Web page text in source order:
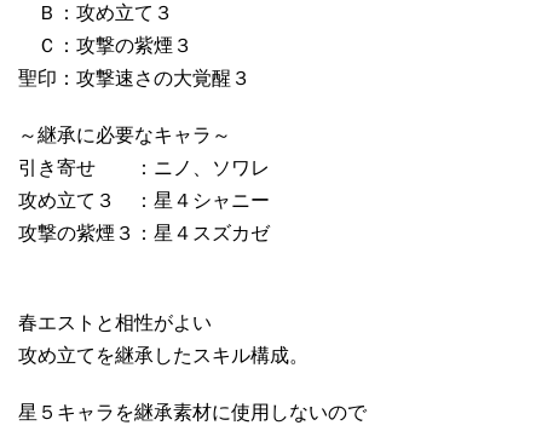
Ｂ：攻め立て３
Ｃ：攻撃の紫煙３
聖印：攻撃速さの大覚醒３
～継承に必要なキャラ～
引き寄せ ：ニノ、ソワレ
攻め立て３ ：星４シャニー
攻撃の紫煙３：星４スズカゼ
春エストと相性がよい
攻め立てを継承したスキル構成。
星５キャラを継承素材に使用しないので